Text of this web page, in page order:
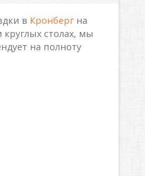
в Кронберг на
столах, мы
на полноту